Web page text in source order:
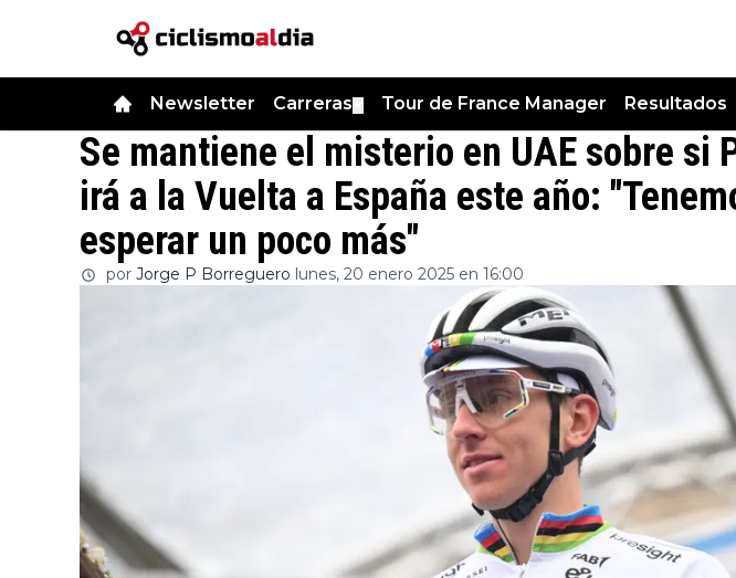
Newsletter Carreras Tour de France Manager Resultados
Se mantiene el misterio en UAE sobre si
irá a la Vuelta a España este año:
esperar un poco más"
por Jorge P Borreguero lunes, 20 enero 2025 en 16:00